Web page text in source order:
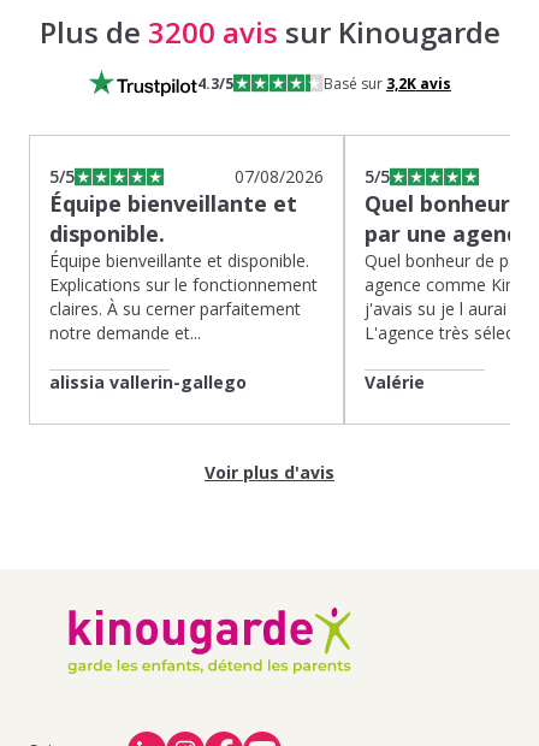
Plus de 3200 avis sur Kinougarde
4.3/5 Basé sur 3,2Kavis
5/5 07/08/2026
Équipe bienveillante et
disponible.
Équipe bienveillante et disponible.
Explications sur le fonctionnement
claires. À su cerner parfaitement
notre demande et...
alissia vallerin-gallego
5/5
Quel bonheur
par une
Quel bonheur de
agence comme
j'avais su je l aurai
L'agence très
Valérie
Voir plus d'avis